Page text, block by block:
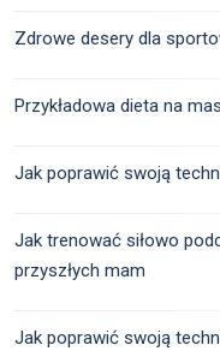
Zdrowe desery dla
Przykładowa dieta na
Jak poprawić swoją
Jak trenować siłowo
przyszłych mam
Jak poprawić swoją